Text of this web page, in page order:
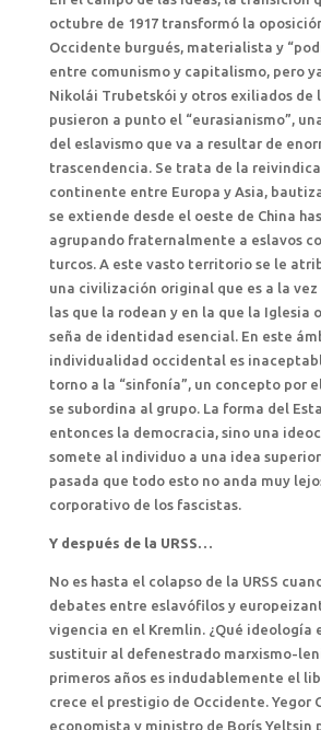
octubre de 1917 transformó la
Occidente burgués, materialista y
entre comunismo y capitalismo, pero
Nikolái Trubetskói y otros exiliados de
pusieron a punto el “eurasianismo”,
del eslavismo que va a resultar de
trascendencia. Se trata de la
continente entre Europa y Asia,
se extiende desde el oeste de China
agrupando fraternalmente a eslavos
turcos. A este vasto territorio se le
una civilización original que es a la
las que la rodean y en la que la Iglesia
seña de identidad esencial. En este
individualidad occidental es
torno a la “sinfonía”, un concepto por
se subordina al grupo. La forma del
entonces la democracia, sino una
somete al individuo a una idea
pasada que todo esto no anda muy
corporativo de los fascistas.
Y después de la URSS…
No es hasta el colapso de la URSS
debates entre eslavófilos y
vigencia en el Kremlin. ¿Qué ideología
sustituir al defenestrado marxismo-
primeros años es indudablemente el
crece el prestigio de Occidente. Yegor
economista y ministro de Borís Yeltsin